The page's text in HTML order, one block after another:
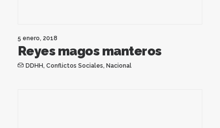
5 enero, 2018
Reyes magos manteros
DDHH, Conflictos Sociales, Nacional